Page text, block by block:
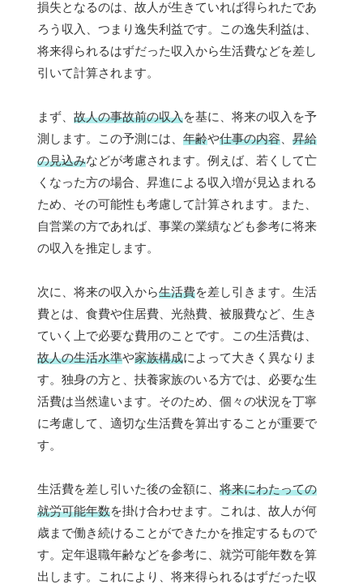
損失となるのは、故人が生きていれば得られたであ
ろう収入、つまり逸失利益です。この逸失利益は、
将来得られるはずだった収入から生活費などを差し
引いて計算されます。
まず、 故人の事故前の収入を基に、将来の収入を予
測します。この予測には、 年齢や仕事の内容
昇給
の見込みなどが考慮されます。例えば、若くして亡
くなった方の場合、昇進による収入増が見込まれる
ため、その可能性も考慮して計算されます。また、
自営業の方であれば、事業の業績なども参考に将来
の収入を推定します。
次に、将来の収入から生活費を差し引きます。生活
費とは、食費や住居費、光熱費、被服費など、生き
ていく上で必要な費用のことです。この生活費は、
故人の生活水準や家族構成によって大きく異なりま
す。独身の方と、扶養家族のいる方では、必要な生
活費は当然違います。そのため、個々の状況を丁寧
に考慮して、適切な生活費を算出することが重要で
す。
生活費を差し引いた後の金額に、 将来にわたっての
就労可能年数を掛け合わせます。これは、故人が何
歳まで働き続けることができたかを推定するもので
す。定年退職年齢などを参考に、就労可能年数を算
出します。これにより、将来得られるはずだった収